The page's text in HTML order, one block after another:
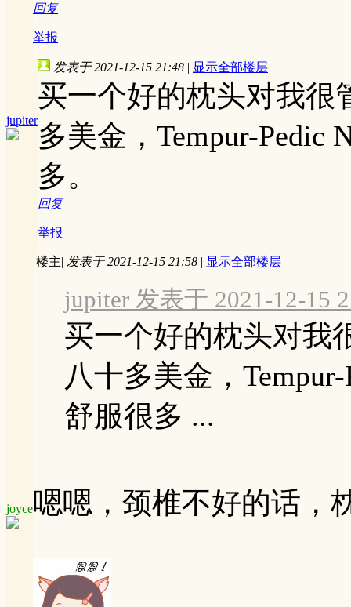
回复
举报
jupiter
发表于 2021-12-15 21:48 | 显示全部楼层
买一个好的枕头对我很
多美金，Tempur-Pedic
多。
回复
举报
joyce
楼主| 发表于 2021-12-15 21:58 | 显示全部楼层
jupiter 发表于 2021-12-15
买一个好的枕头对我
八十多美金，
舒服很多 ...
嗯嗯，颈椎不好的话，